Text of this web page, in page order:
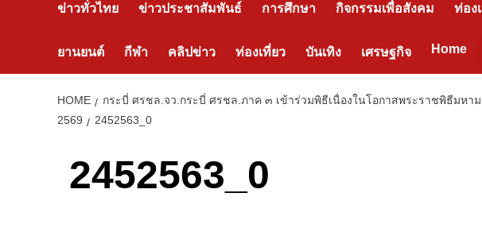
ข่าวทั่วไทย ข่าวประชาสัมพันธ์ การศึกษา กิจกรรมเพื่อสังคม ท่อง
ยานยนต์ กีฬา คลิปข่าว ท่องเที่ยว บันเทิง เศรษฐกิจ Home
HOME
กระบี่ ศรชล.จว.กระบี่ ศรชล.ภาค ๓ เข้าร่วมพิธีเนื่องในโอกาสพระราชพิธีม
2569
2452563_0
2452563_0